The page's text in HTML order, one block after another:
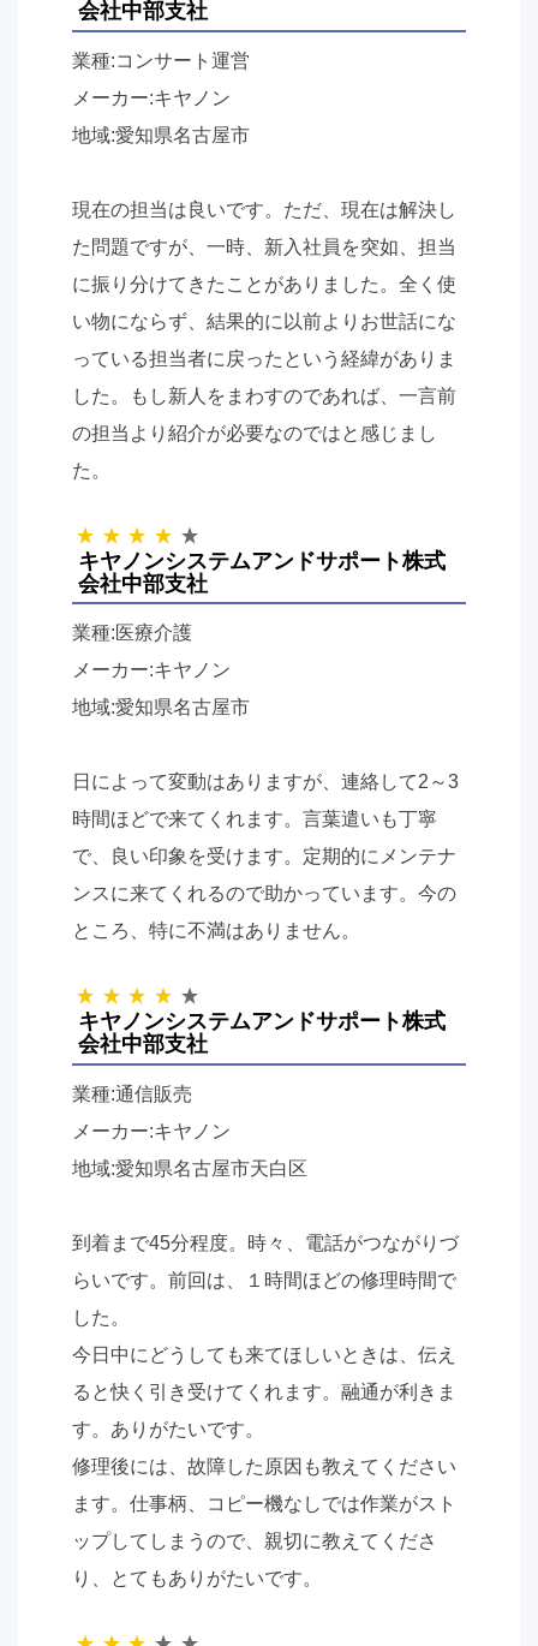
会社中部支社
業種:コンサート運営
メーカー:キヤノン
地域:愛知県名古屋市
現在の担当は良いです。ただ、現在は解決し
た問題ですが、一時、新入社員を突如、担当
に振り分けてきたことがありました。全く使
い物にならず、結果的に以前よりお世話にな
っている担当者に戻ったという経緯がありま
した。もし新人をまわすのであれば、一言前
の担当より紹介が必要なのではと感じまし
た。
キヤノンシステムアンドサポート株式
会社中部支社
業種:医療介護
メーカー:キヤノン
地域:愛知県名古屋市
日によって変動はありますが、連絡して2～3
時間ほどで来てくれます。言葉遣いも丁寧
で、良い印象を受けます。定期的にメンテナ
ンスに来てくれるので助かっています。今の
ところ、特に不満はありません。
キヤノンシステムアンドサポート株式
会社中部支社
業種:通信販売
メーカー:キヤノン
地域:愛知県名古屋市天白区
到着まで45分程度。時々、電話がつながりづ
らいです。前回は、１時間ほどの修理時間で
した。
今日中にどうしても来てほしいときは、伝え
ると快く引き受けてくれます。融通が利きま
す。ありがたいです。
修理後には、故障した原因も教えてください
ます。仕事柄、コピー機なしでは作業がスト
ップしてしまうので、親切に教えてくださ
り、とてもありがたいです。